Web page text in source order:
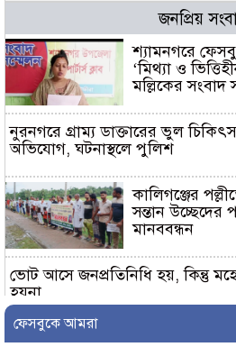
জনপ্রিয়
শ্যামনগরে
‘মিথ্যা ও
মল্লিকের সংবাদ
নুরনগরে গ্রাম্য ডাক্তারের ভুল
অভিযোগ, ঘটনাস্থলে পুলিশ
কালিগঞ্জের
সন্তান উচ্ছেদের
মানববন্ধন
ভোট আসে জনপ্রতিনিধি হয়, কিন্তু
হয়না
কালিগঞ্জ
ফেসবুকে আমরা